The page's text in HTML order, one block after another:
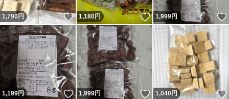
1,790円 いいね！
1,180円 いいね！
1,999円
1,199円 いいね！
1,999円 いいね！
1,040 円